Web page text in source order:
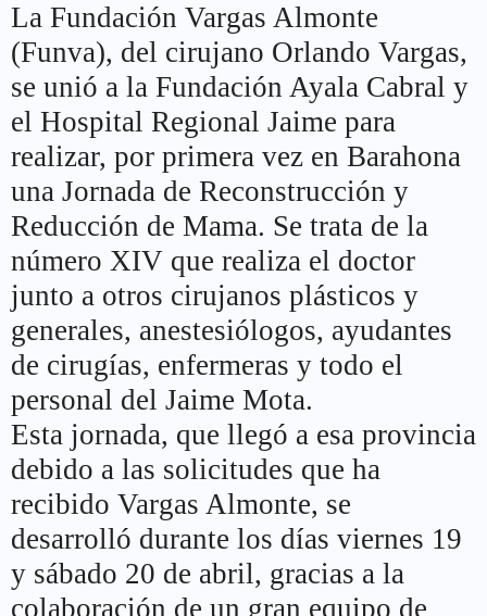
La Fundación Vargas Almonte
(Funva), del cirujano Orlando Vargas,
se unió a la Fundación Ayala Cabral y
el Hospital Regional Jaime para
realizar, por primera vez en Barahona
una Jornada de Reconstrucción y
Reducción de Mama. Se trata de la
número XIV que realiza el doctor
junto a otros cirujanos plásticos y
generales, anestesiólogos, ayudantes
de cirugías, enfermeras y todo el
personal del Jaime Mota.
Esta jornada, que llegó a esa provincia
debido a las solicitudes que ha
recibido Vargas Almonte, se
desarrolló durante los días viernes 19
y sábado 20 de abril, gracias a la
colaboración de un gran equipo de